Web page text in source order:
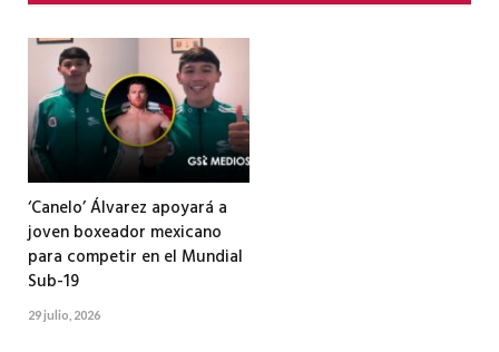
‘Canelo’ Álvarez apoyará a
joven boxeador mexicano
para competir en el Mundial
Sub-19
29 julio, 2026